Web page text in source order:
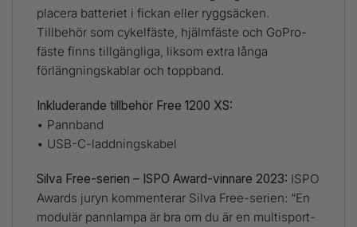
placera batteriet i fickan eller ryggsäcken.
Tillbehör som cykelfäste, hjälmfäste och GoPro-
fäste finns tillgängliga, liksom extra långa
förlängningskablar och toppband.
Inkluderande tillbehör Free 1200 XS:
• Pannband
• USB-C-laddningskabel
Silva Free-serien – ISPO Award-vinnare 2023: ISPO
Awards juryn kommenterar Silva Free-serien: “En
modulär pannlampa är bra om du är en multisport-